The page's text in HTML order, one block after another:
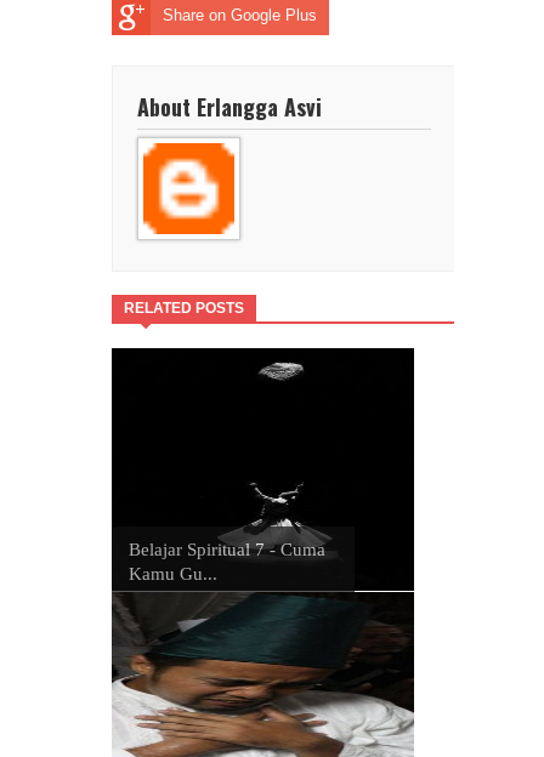
Share on Google Plus
About Erlangga Asvi
RELATED POSTS
Belajar Spiritual 7 - Cuma
Kamu Gu...